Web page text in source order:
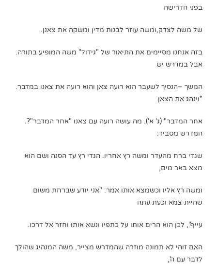
בפני הדרישה
של משה לצדק,ומשה עוזר לבנות מדין ומשקה את צאנן.
בזה אנחנו מסיימים את התיאור של "גידול" משה המופיע בתורה.
אבל במדרש יש
המשך –הנסיך לשעבר הוא רועה צאן והוא רועה את צאנו במדבר.
"וינהג את הצאן
אחר המדבר" (ג' א'). מה עושה רועה עם צאנו "אחר המדבר"?.
המדרש מסביר:
שגדי ברח מהעדר ומשה רץ אחריו. הגדי רץ עד הסנה ושם הוא
מצא באר מים,
ומשה רץ אליו וכשמצא אותו אמר: "אני יודע שברחת משום
שהיית צמא וכעת עתה
עייף", לכן הוא הרים אותו על כתפיו ונשא אותו וחזר אל דרכו.
האם זוהי לא תמונה מוזרה שהמדרש מצייר, משה המנהיג שהולך
לדבר עם ה',